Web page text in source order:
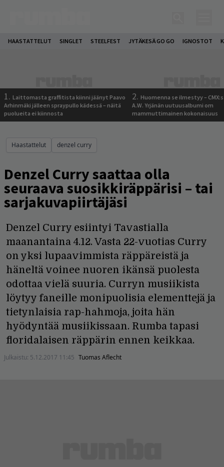
HAASTATTELUT SINGLET STEELFEST JYTÄKESÄ GO GO IGNOSTOT
1. Laittomasta graffitista kiinni jäänyt Paavo
Arhinmäki jälleen spraypullo kädessä – näitä
puolueita ei kiinnosta
2. Huomenna se ilmestyy –
A.W. Yrjänän uutuusalbumi om
mammuttimainen kokonaisuus
Haastattelut denzel curry
Denzel Curry saattaa olla
seuraava suosikkiräppärisi – tai
sarjakuvapiirtäjäsi
Denzel Curry esiintyi Tavastialla
maanantaina 4.12. Vasta 22-vuotias Curry
on yksi lupaavimmista räppäreistä ja
häneltä voinee nuoren ikänsä puolesta
odottaa vielä suuria. Curryn musiikista
löytyy faneille monipuolisia elementtejä ja
tietynlaisia rap-hahmoja, joita hän
hyödyntää musiikissaan. Rumba tapasi
floridalaisen räppärin ennen keikkaa.
Julkaistu: 5.12.2017 11:45 Tuomas Aflecht